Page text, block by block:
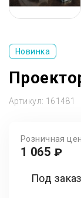
Новинка
Артикул: 161481
Розничная
1 065 ₽
Под заказ